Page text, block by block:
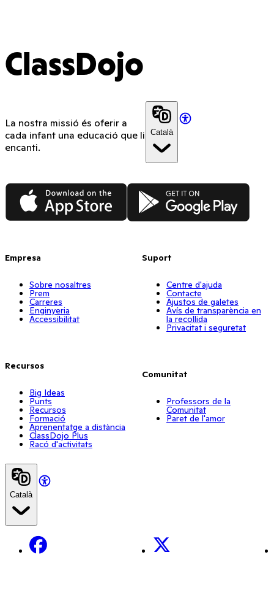
ClassDojo
La nostra missió és oferir a
cada infant una educació que li
encanti.
Català
App Store Google Play
Empresa
Sobre nosaltres
Prem
Carreres
Enginyeria
Accessibilitat
Recursos
Big Ideas
Punts
Recursos
Formació
Aprenentatge a distància
ClassDojo Plus
Racó d'activitats
Suport
Centre d'ajuda
Contacte
Ajustos de galetes
Avís de transparència en
la recollida
Privacitat i seguretat
Comunitat
Professors de la
Comunitat
Paret de l'amor
Català
Facebook X